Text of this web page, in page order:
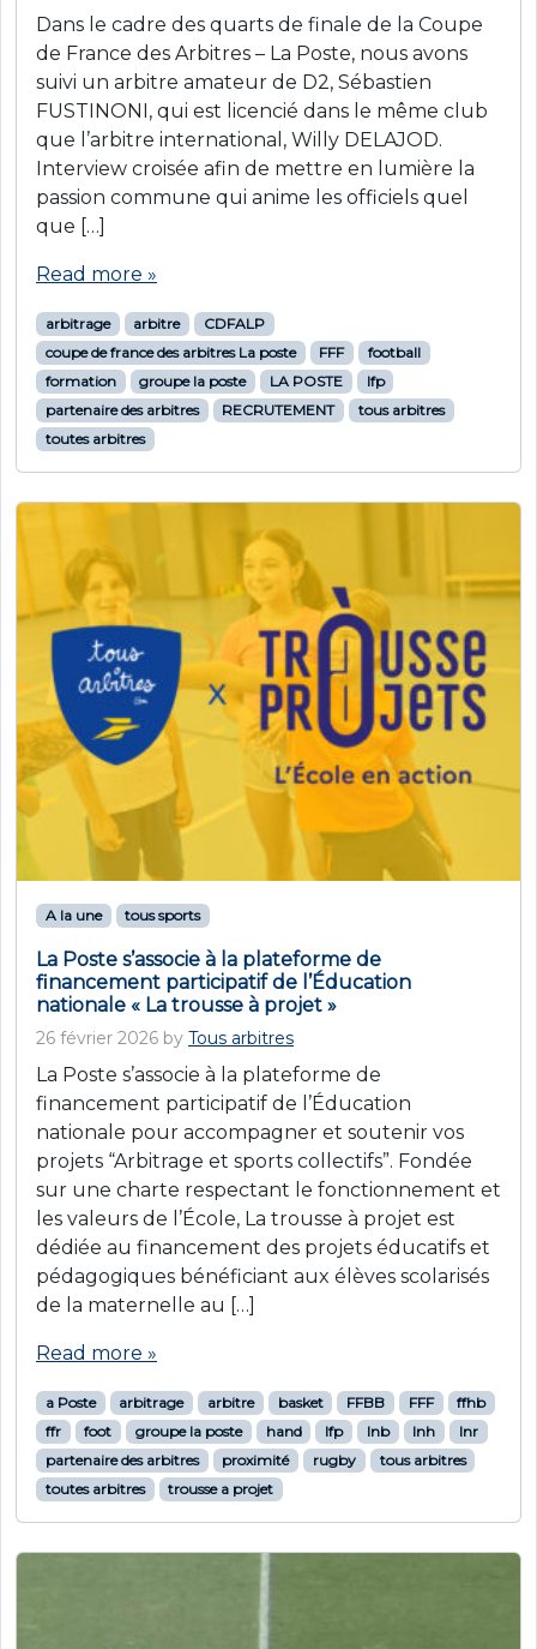
Dans le cadre des quarts de finale de la Coupe
de France des Arbitres – La Poste, nous avons
suivi un arbitre amateur de D2, Sébastien
FUSTINONI, qui est licencié dans le même club
que l’arbitre international, Willy DELAJOD.
Interview croisée afin de mettre en lumière la
passion commune qui anime les officiels quel
que […]
Read more »
arbitrage arbitre
CDFALP
coupe de france des arbitres La poste
FFF
football
formation
groupe la poste LA POSTE
lfp
partenaire des arbitres
RECRUTEMENT
tous arbitres
toutes arbitres
A la une tous sports
La Poste s’associe à la plateforme de
financement participatif de l’Éducation
nationale « La trousse à projet »
26 février 2026 by Tous arbitres
La Poste s’associe à la plateforme de
financement participatif de l’Éducation
nationale pour accompagner et soutenir vos
projets “Arbitrage et sports collectifs”. Fondée
sur une charte respectant le fonctionnement et
les valeurs de l’École, La trousse à projet est
dédiée au financement des projets éducatifs et
pédagogiques bénéficiant aux élèves scolarisés
de la maternelle au […]
Read more »
a Poste arbitrage arbitre basket FFBB FFF
ffhb
ffr
foot groupe la poste hand lfp lnb lnh
lnr
partenaire des arbitres
proximité rugby
tous arbitres
toutes arbitres
trousse a projet